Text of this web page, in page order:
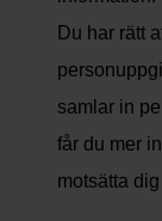
Du har rätt
samlar in
får du mer
motsätta